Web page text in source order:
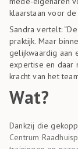
klaarstaan voor de
Sandra vertelt:
praktijk. Maar
gelijkwaardig aan
expertise en daar
kracht van het
Wat?
Dankzij die
Centrum